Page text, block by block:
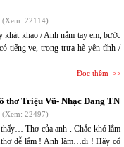
(Xem: 22114)
khát khao / Anh nắm tay em, bước
tiếng ve, trong trưa hè yên tĩnh /
Đọc thêm
thơ Triệu Vũ- Nhạc Dang TN
(Xem: 22497)
Thơ của anh . Chắc khó lắm
dễ lắm ! Anh làm…đi ! Hãy cố